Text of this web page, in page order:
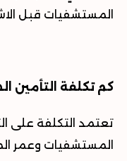
المستشفيات قبل
كم تكلفة التأمين
تعتمد التكلفة على
المستشفيات وعمر